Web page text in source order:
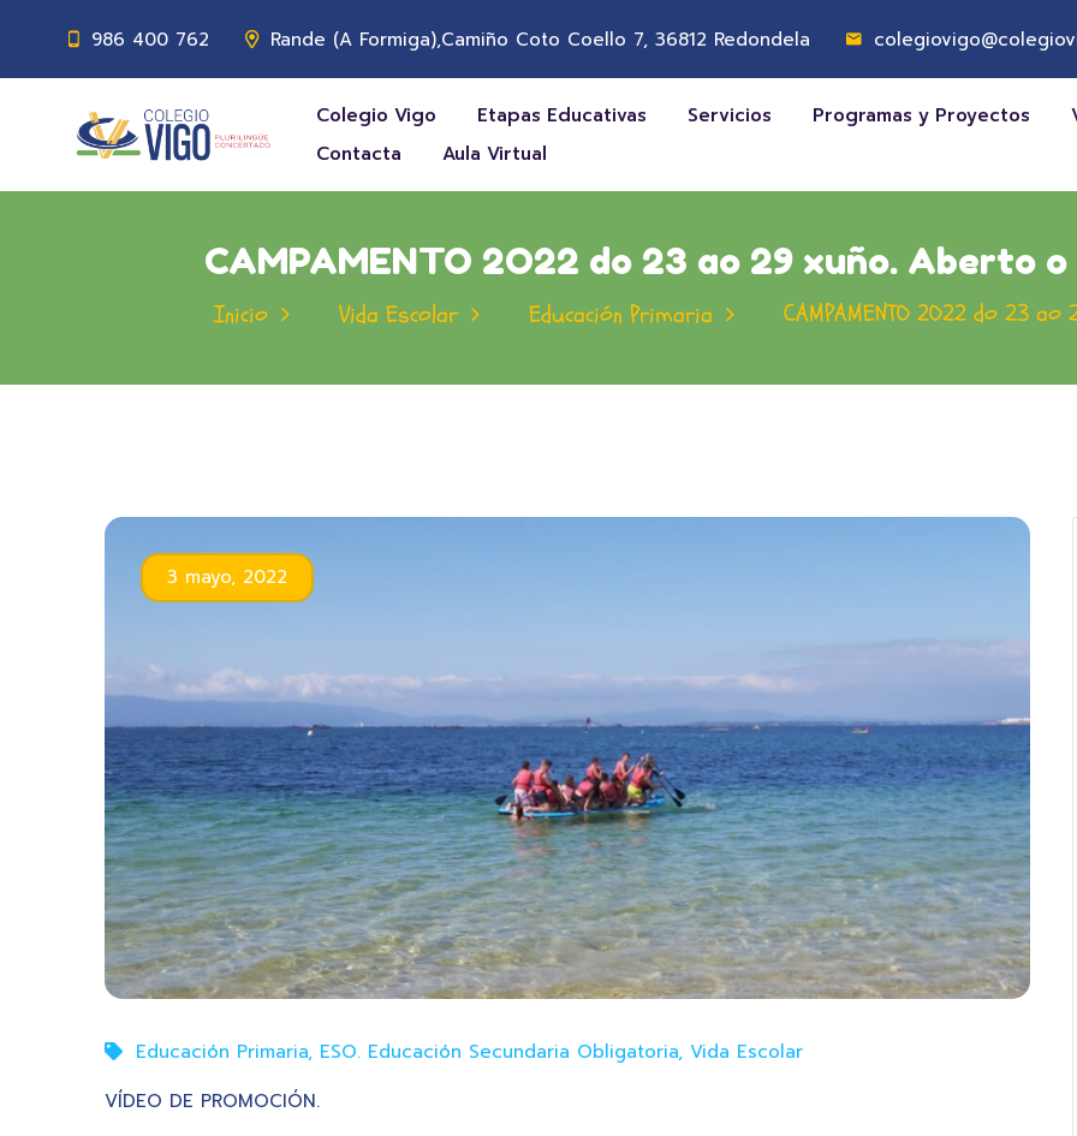
986 400 762 Rande (A Formiga),Camiño Coto Coello 7, 36812 Redondela
Colegio Vigo Etapas Educativas Servicios Programas y Proyectos
Contacta
Aula Virtual
CAMPAMENTO 2O22 do 23 ao 29 xuño. Aberto
Inicio Vida Escolar Educación Primaria CAMPAMENTO 2O22 do 23
3 mayo, 2022
Educación Primaria, ESO. Educación Secundaria Obligatoria, Vida Escolar
VÍDEO DE PROMOCIÓN.